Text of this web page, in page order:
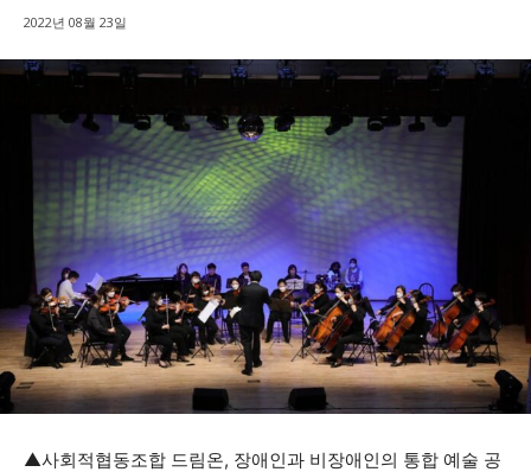
2022년 08월 23일
▲사회적협동조합 드림온, 장애인과 비장애인의 통합 예술 공